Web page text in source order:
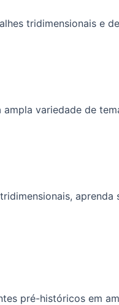
tridimensionais e
variedade de
pré-históricos em